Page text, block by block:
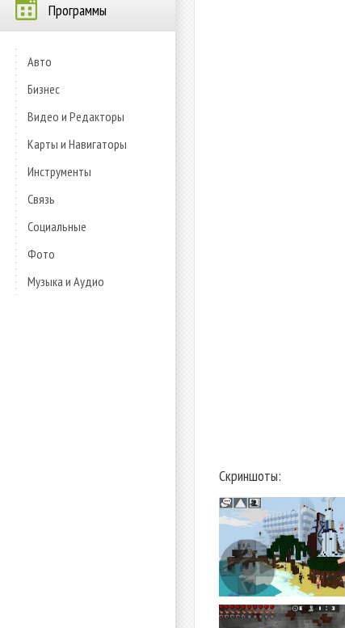
Программы
Авто
Бизнес
Видео и Редакторы
Карты и Навигаторы
Инструменты
Связь
Социальные
Фото
Музыка и Аудио
Скриншоты: